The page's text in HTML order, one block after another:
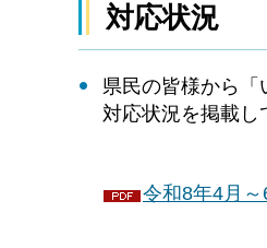
対応状況
県民の皆様から
対応状況を掲載し
令和8年4月～